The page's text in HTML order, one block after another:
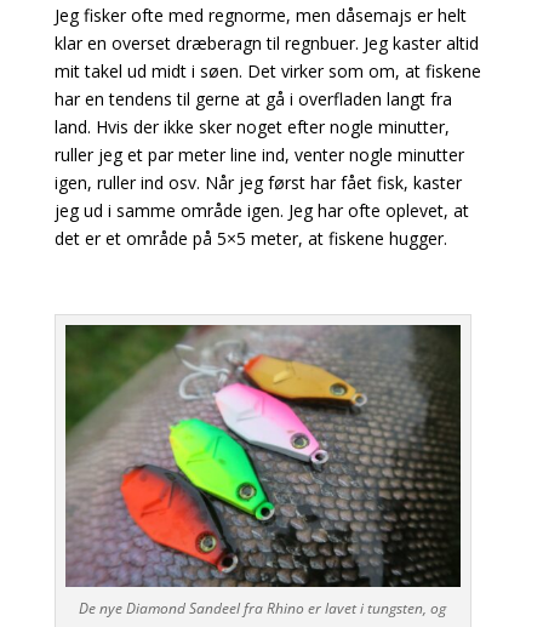
Jeg fisker ofte med regnorme, men dåsemajs er helt
klar en overset dræberagn til regnbuer. Jeg kaster altid
mit takel ud midt i søen. Det virker som om, at fiskene
har en tendens til gerne at gå i overfladen langt fra
land. Hvis der ikke sker noget efter nogle minutter,
ruller jeg et par meter line ind, venter nogle minutter
igen, ruller ind osv. Når jeg først har fået fisk, kaster
jeg ud i samme område igen. Jeg har ofte oplevet, at
det er et område på 5×5 meter, at fiskene hugger.
De nye Diamond Sandeel fra Rhino er lavet i tungsten, og